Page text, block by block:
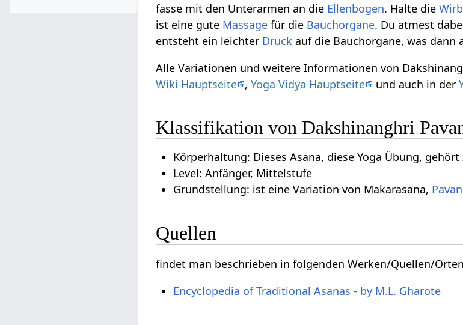
fasse mit den Unterarmen an die Ellenbogen. Halte die
ist eine gute Massage für die Bauchorgane. Du atmest
entsteht ein leichter Druck auf die Bauchorgane, was
Alle Variationen und weitere Informationen von
Wiki Hauptseite ,Yoga Vidya Hauptseite und auch in der
Klassifikation von Dakshinanghri
Körperhaltung: Dieses Asana, diese Yoga Übung,
Level: Anfänger, Mittelstufe
Grundstellung: ist eine Variation von Makarasana,
Quellen
findet man beschrieben in folgenden Werken/Quellen/
Encyclopedia of Traditional Asanas - by M.L. Gharote